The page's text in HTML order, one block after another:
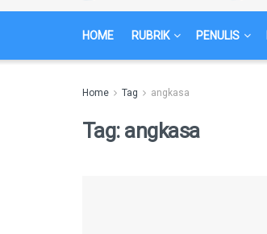
HOME RUBRIK PENULIS
Home Tag angkasa
Tag: angkasa